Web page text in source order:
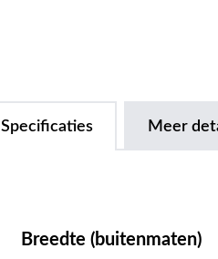
Specificaties Meer
Breedte (buitenmaten)